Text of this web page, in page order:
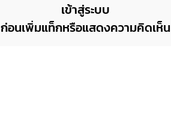
เข้าสู่ระบบ
ก่อนเพิ่มแท็กหรือแสดงความคิดเห็น